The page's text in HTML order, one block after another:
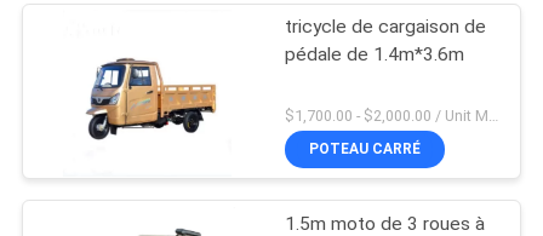
tricycle de cargaison de
pédale de 1.4m*3.6m
POTEAU CARRÉ
1.5m moto de 3 roues à